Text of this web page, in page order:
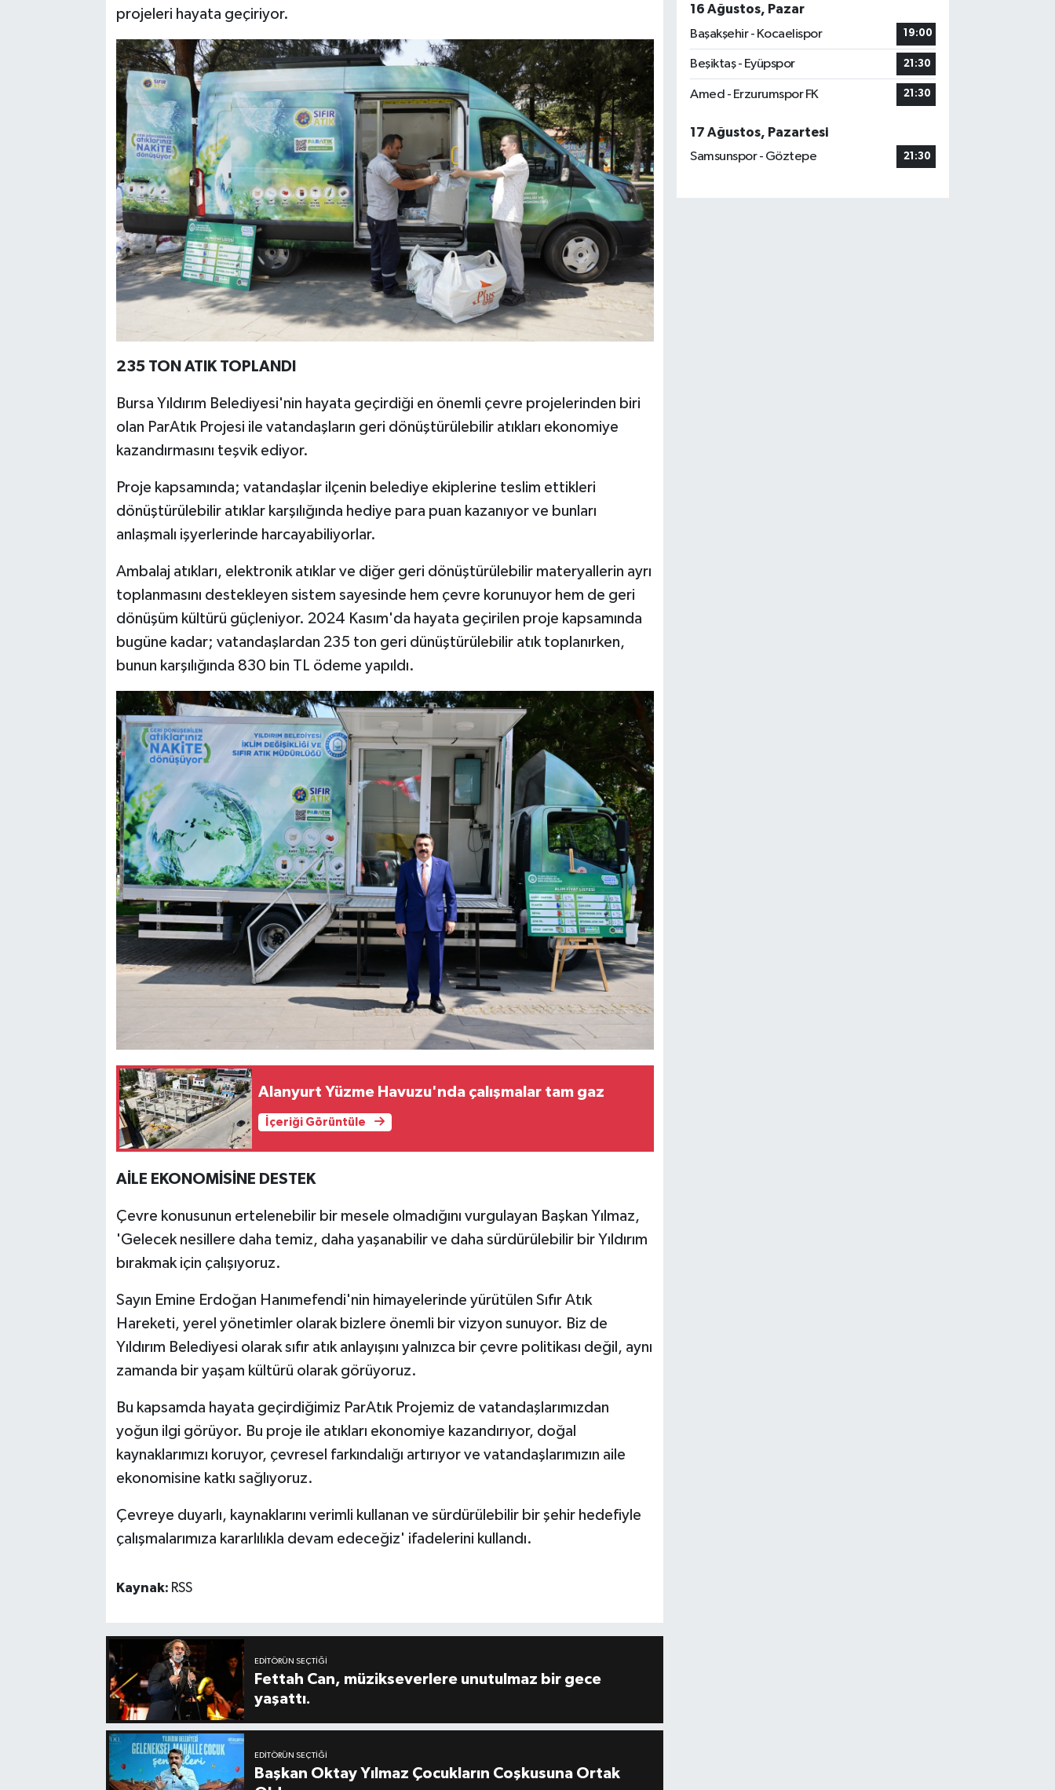
projeleri hayata geçiriyor.
235 TON ATIK TOPLANDI
Bursa Yıldırım Belediyesi'nin hayata geçirdiği en önemli çevre projelerinden biri
olan ParAtık Projesi ile vatandaşların geri dönüştürülebilir atıkları ekonomiye
kazandırmasını teşvik ediyor.
Proje kapsamında; vatandaşlar ilçenin belediye ekiplerine teslim ettikleri
dönüştürülebilir atıklar karşılığında hediye para puan kazanıyor ve bunları
anlaşmalı işyerlerinde harcayabiliyorlar.
Ambalaj atıkları, elektronik atıklar ve diğer geri dönüştürülebilir materyallerin ayrı
toplanmasını destekleyen sistem sayesinde hem çevre korunuyor hem de geri
dönüşüm kültürü güçleniyor. 2024 Kasım'da hayata geçirilen proje kapsamında
bugüne kadar; vatandaşlardan 235 ton geri dünüştürülebilir atık toplanırken,
bunun karşılığında 830 bin TL ödeme yapıldı.
Alanyurt Yüzme Havuzu'nda çalışmalar tam gaz
İçeriği Görüntüle
AİLE EKONOMİSİNE DESTEK
Çevre konusunun ertelenebilir bir mesele olmadığını vurgulayan Başkan Yılmaz,
'Gelecek nesillere daha temiz, daha yaşanabilir ve daha sürdürülebilir bir Yıldırım
bırakmak için çalışıyoruz.
Sayın Emine Erdoğan Hanımefendi'nin himayelerinde yürütülen Sıfır Atık
Hareketi, yerel yönetimler olarak bizlere önemli bir vizyon sunuyor. Biz de
Yıldırım Belediyesi olarak sıfır atık anlayışını yalnızca bir çevre politikası değil, aynı
zamanda bir yaşam kültürü olarak görüyoruz.
Bu kapsamda hayata geçirdiğimiz ParAtık Projemiz de vatandaşlarımızdan
yoğun ilgi görüyor. Bu proje ile atıkları ekonomiye kazandırıyor, doğal
kaynaklarımızı koruyor, çevresel farkındalığı artırıyor ve vatandaşlarımızın aile
ekonomisine katkı sağlıyoruz.
Çevreye duyarlı, kaynaklarını verimli kullanan ve sürdürülebilir bir şehir hedefiyle
çalışmalarımıza kararlılıkla devam edeceğiz' ifadelerini kullandı.
Kaynak: RSS
EDITÖRÜN SEÇTIĞI
Fettah Can, müzikseverlere unutulmaz bir gece
yaşattı.
EDITÖRÜN SEÇTIĞI
Başkan Oktay Yılmaz Çocukların Coşkusuna Ortak
16 Ağustos, Pazar
Başakşehir - Kocaelispor
19:00
Beşiktaş - Eyüpspor 21:30
Amed - Erzurumspor FK 21:30
17 Ağustos, Pazartesi
Samsunspor - Göztepe
21:30